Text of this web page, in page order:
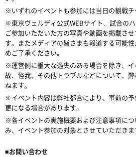
※いずれのイベントも参加には当日の観戦チ
※東京ヴェルディ公式WEBサイト、試合の
ご参加いただいた方の写真や動画を掲載さ
す。またメディアの皆さまも報道する可能
めご了承ください。
※運営側に重大な過失のある場合を除き、
故、怪我、その他トラブルなどについて、
ねます。
※イベント内容は弊社都合により、事前の
更になる場合があります。
※各イベントの実施概要および注意事項に
み、イベント参加の対象とさせていただきま
■お問い合わせ